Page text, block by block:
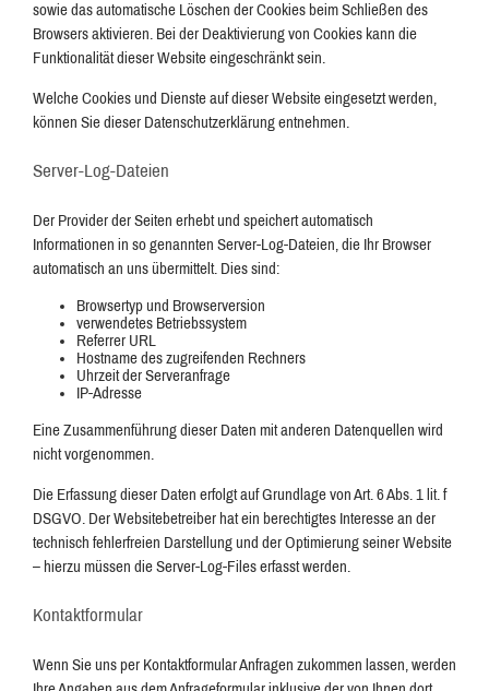
sowie das automatische Löschen der Cookies beim Schließen des
Browsers aktivieren. Bei der Deaktivierung von Cookies kann die
Funktionalität dieser Website eingeschränkt sein.
Welche Cookies und Dienste auf dieser Website eingesetzt werden,
können Sie dieser Datenschutzerklärung entnehmen.
Server-Log-Dateien
Der Provider der Seiten erhebt und speichert automatisch
Informationen in so genannten Server-Log-Dateien, die Ihr Browser
automatisch an uns übermittelt. Dies sind:
Browsertyp und Browserversion
verwendetes Betriebssystem
Referrer URL
Hostname des zugreifenden Rechners
Uhrzeit der Serveranfrage
IP-Adresse
Eine Zusammenführung dieser Daten mit anderen Datenquellen wird
nicht vorgenommen.
Die Erfassung dieser Daten erfolgt auf Grundlage von Art. 6 Abs. 1 lit. f
DSGVO. Der Websitebetreiber hat ein berechtigtes Interesse an der
technisch fehlerfreien Darstellung und der Optimierung seiner Website
– hierzu müssen die Server-Log-Files erfasst werden.
Kontaktformular
Wenn Sie uns per Kontaktformular Anfragen zukommen lassen, werden